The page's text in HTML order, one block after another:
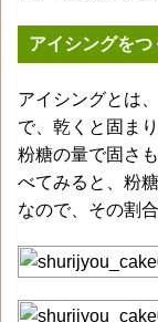
アイシングをつ
アイシングとは
で、乾くと固ま
粉糖の量で固さ
べてみると、粉
なので、その割